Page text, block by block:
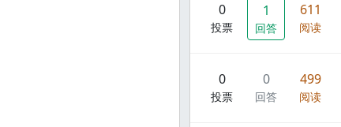
0
投票
1
回答
611
阅读
0
投票
0
回答
499
阅读